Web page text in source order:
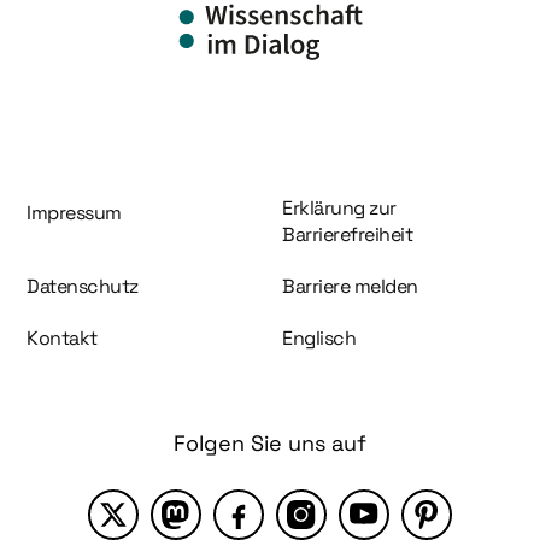
Information und Service
Impressum
Erklärung zur
Barrierefreiheit
Datenschutz Barriere melden
Kontakt Englisch
Folgen Sie uns auf